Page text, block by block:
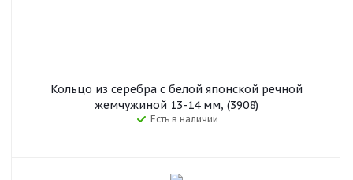
Кольцо из серебра с белой японской речной
жемчужиной 13-14 мм, (3908)
Есть в наличии